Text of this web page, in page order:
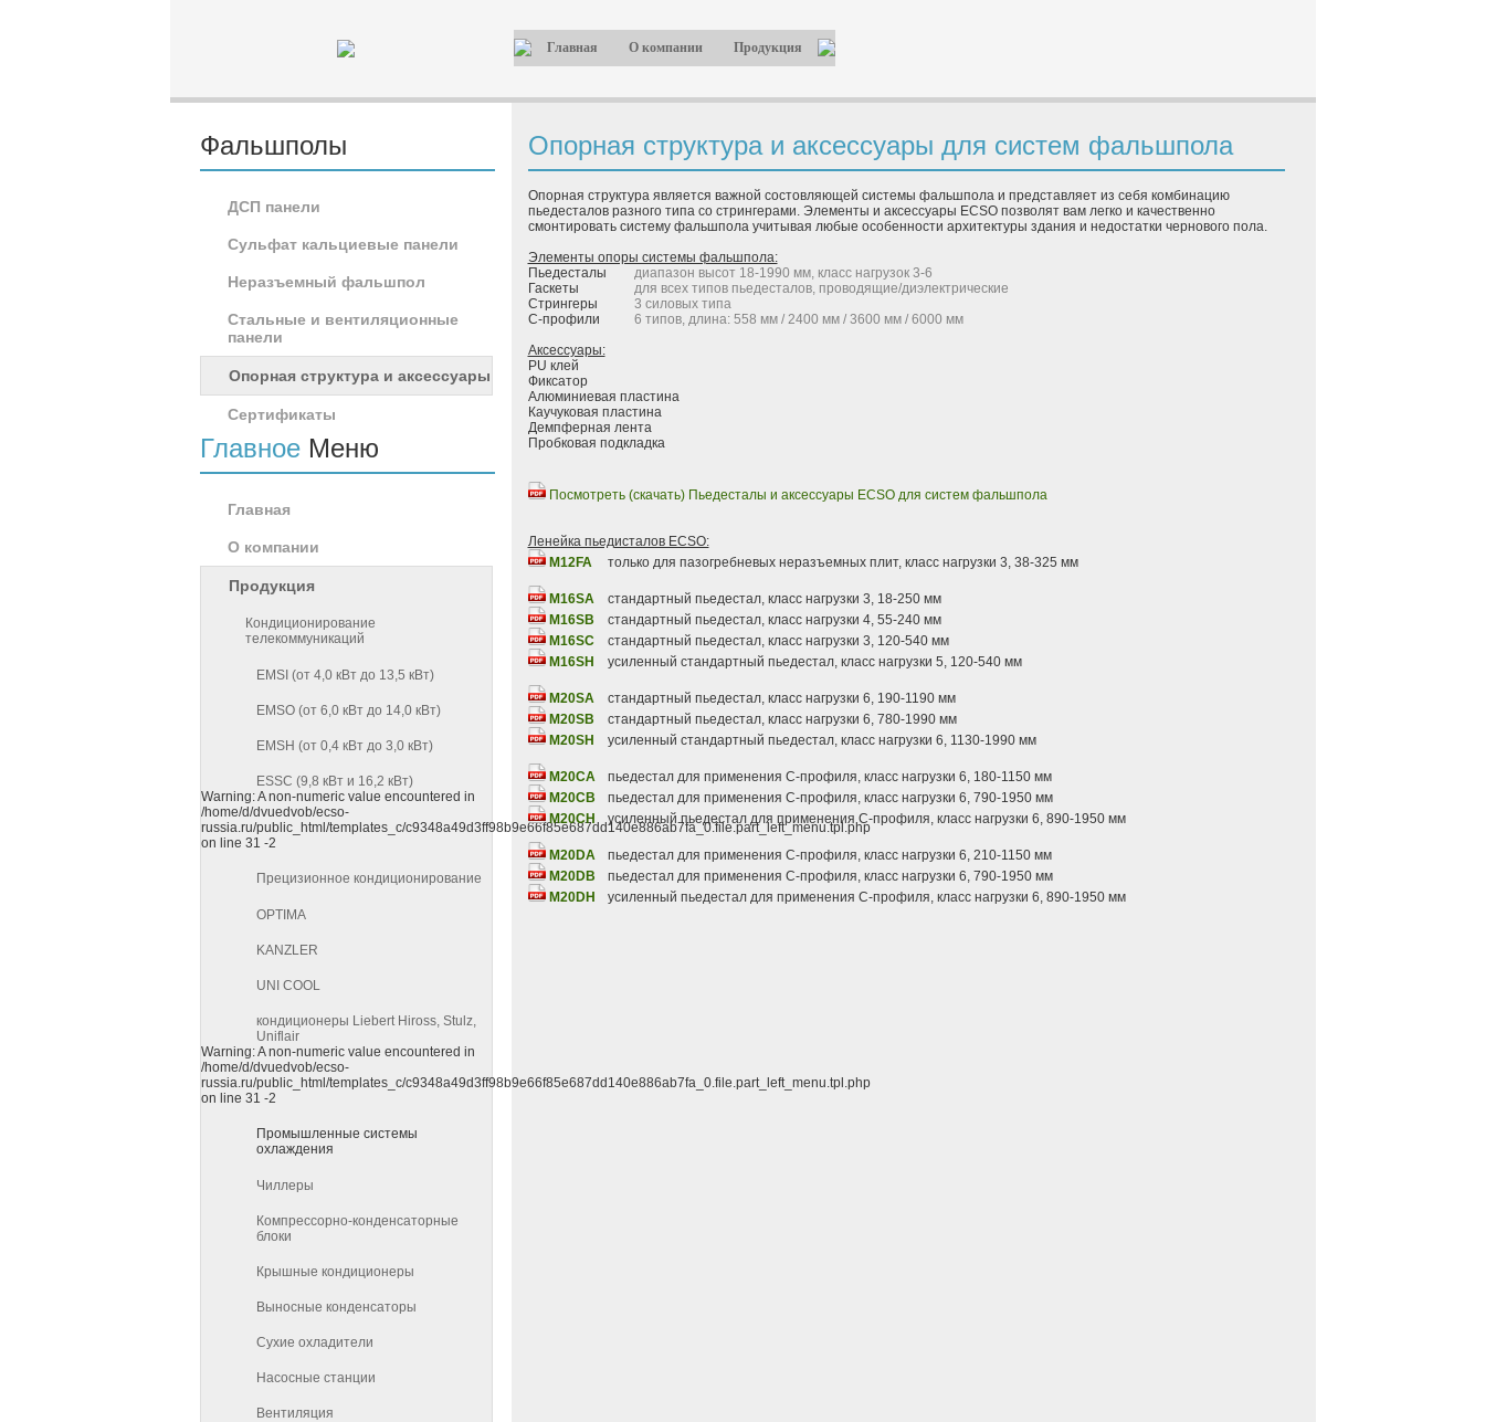
Главная О компании Продукция
Фальшполы
ДСП панели
Сульфат кальциевые панели
Неразъемный фальшпол
Стальные и вентиляционные
панели
Опорная структура и аксессуары
Сертификаты
ГлавноеМеню
Главная
О компании
Продукция
Кондиционирование
телекоммуникаций
EMSI (от 4,0 кВт до 13,5 кВт)
EMSO (от 6,0 кВт до 14,0 кВт)
EMSH (от 0,4 кВт до 3,0 кВт)
ESSC (9,8 кВт и 16,2 кВт)
Warning: A non-numeric value encountered in
/home/d/dvuedvob/ecso-
russia.ru/public_html/templates_c/c9348a49d3ff98b9e66f85e687dd140e886ab7fa_0.file.part_left_menu.tpl.php
on line 31 -2
Прецизионное кондиционирование
OPTIMA
KANZLER
UNI COOL
кондиционеры Liebert Hiross, Stulz,
Uniflair
Warning: A non-numeric value encountered in
/home/d/dvuedvob/ecso-
russia.ru/public_html/templates_c/c9348a49d3ff98b9e66f85e687dd140e886ab7fa_0.file.part_left_menu.tpl.php
on line 31 -2
Промышленные системы
охлаждения
Чиллеры
Компрессорно-конденсаторные
блоки
Крышные кондиционеры
Выносные конденсаторы
Сухие охладители
Насосные станции
Вентиляция
Опорная структура и аксессуары для систем фальшпола
Опорная структура является важной состовляющей системы фальшпола и представляет из себя комбинацию
пьедесталов разного типа со стрингерами. Элементы и аксессуары ECSO позволят вам легко и качественно
смонтировать систему фальшпола учитывая любые особенности архитектуры здания и недостатки чернового пола.
Элементы опоры системы фальшпола:
Пьедесталы
диапазон высот 18-1990 мм, класс нагрузок 3-6
Гаскеты
для всех типов пьедесталов, проводящие/диэлектрические
Стрингеры
3 силовых типа
С-профили
6 типов, длина: 558 мм / 2400 мм / 3600 мм / 6000 мм
Аксессуары:
PU клей
Фиксатор
Алюминиевая пластина
Каучуковая пластина
Демпферная лента
Пробковая подкладка
Посмотреть (скачать) Пьедесталы и аксессуары ECSO для систем фальшпола
Ленейка пьедисталов ECSO:
M12FA
только для пазогребневых неразъемных плит, класс нагрузки 3, 38-325 мм
M16SA
стандартный пьедестал, класс нагрузки 3, 18-250 мм
M16SB
стандартный пьедестал, класс нагрузки 4, 55-240 мм
M16SC
стандартный пьедестал, класс нагрузки 3, 120-540 мм
M16SH
усиленный стандартный пьедестал, класс нагрузки 5, 120-540 мм
M20SA
стандартный пьедестал, класс нагрузки 6, 190-1190 мм
M20SB
стандартный пьедестал, класс нагрузки 6, 780-1990 мм
M20SH
усиленный стандартный пьедестал, класс нагрузки 6, 1130-1990 мм
M20CA
пьедестал для применения С-профиля, класс нагрузки 6, 180-1150 мм
M20CB
пьедестал для применения С-профиля, класс нагрузки 6, 790-1950 мм
M20CH
усиленный пьедестал для применения С-профиля, класс нагрузки 6, 890-1950 мм
M20DA
пьедестал для применения С-профиля, класс нагрузки 6, 210-1150 мм
M20DB
пьедестал для применения С-профиля, класс нагрузки 6, 790-1950 мм
M20DH
усиленный пьедестал для применения С-профиля, класс нагрузки 6, 890-1950 мм